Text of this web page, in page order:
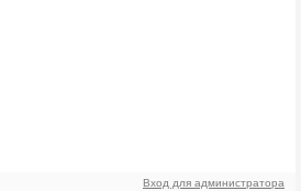
Вход для администратора